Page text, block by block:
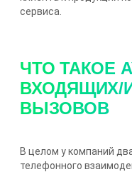
сервиса.
ЧТО ТАКОЕ
ВХОДЯЩИХ/
ВЫЗОВОВ
В целом у компаний
телефонного